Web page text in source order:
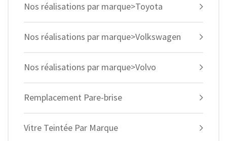
Nos réalisations par marque>Toyota
Nos réalisations par marque>Volkswagen
Nos réalisations par marque>Volvo
Remplacement Pare-brise
Vitre Teintée Par Marque